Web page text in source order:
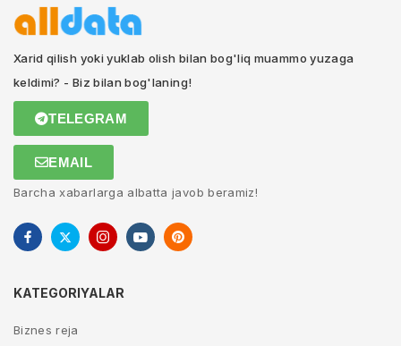
Xarid qilish yoki yuklab olish bilan bog'liq muammo yuzaga
keldimi? - Biz bilan bog'laning!
TELEGRAM
EMAIL
Barcha xabarlarga albatta javob beramiz!
KATEGORIYALAR
Biznes reja